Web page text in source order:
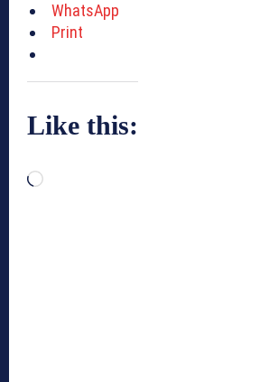
WhatsApp
Print
Like this:
L